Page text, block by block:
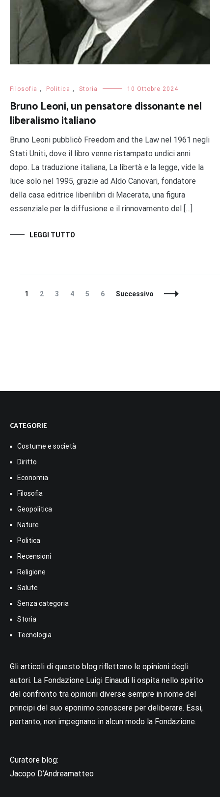
Filosofia , Politica , Storia 10 Ottobre 2024
Bruno Leoni, un pensatore dissonante nel
liberalismo italiano
Bruno Leoni pubblicò Freedom and the Law nel 1961 negli
Stati Uniti, dove il libro venne ristampato undici anni
dopo. La traduzione italiana, La libertà e la legge, vide la
luce solo nel 1995, grazie ad Aldo Canovari, fondatore
della casa editrice liberilibri di Macerata, una figura
essenziale per la diffusione e il rinnovamento del […]
LEGGI TUTTO
Navigazione
Pagina
1 Pagina
2 Pagina
3 Pagina
4 Pagina
5 Pagina
6 Successivo
CATEGORIE
Costume e società
Diritto
Economia
Filosofia
Geopolitica
Nature
Politica
Recensioni
Religione
Salute
Senza categoria
Storia
Tecnologia
Gli articoli di questo blog riflettono le opinioni degli
autori. La Fondazione Luigi Einaudi li ospita nello spirito
del confronto tra opinioni diverse sempre in nome del
principi del suo eponimo conoscere per deliberare. Essi,
pertanto, non impegnano in alcun modo la Fondazione.
Curatore blog:
Jacopo D’Andreamatteo